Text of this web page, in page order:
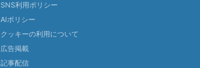
SNS利用ポリシー
AIポリシー
クッキーの利用について
広告掲載
記事配信